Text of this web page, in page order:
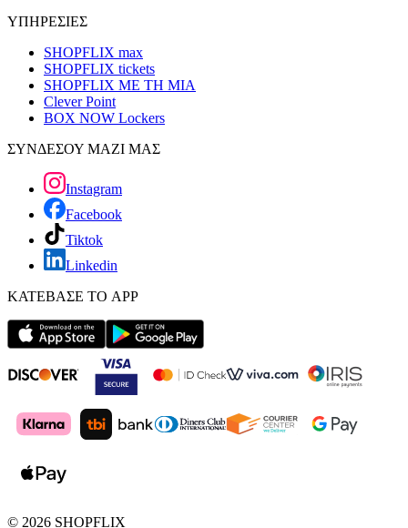
ΥΠΗΡΕΣΙΕΣ
SHOPFLIX max
SHOPFLIX tickets
SHOPFLIX ΜΕ ΤΗ ΜΙΑ
Clever Point
BOX NOW Lockers
ΣΥΝΔΕΣΟΥ ΜΑΖΙ ΜΑΣ
Instagram
Facebook
Tiktok
Linkedin
ΚΑΤΕΒΑΣΕ ΤΟ APP
© 2026 SHOPFLIX